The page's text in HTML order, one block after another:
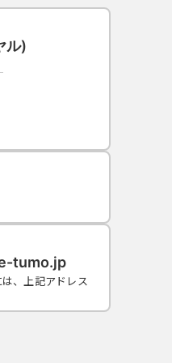
ル)
tumo.jp
、上記アドレス